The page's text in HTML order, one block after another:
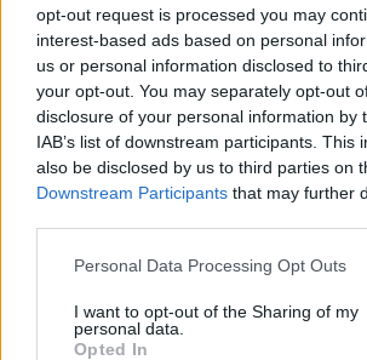
opt-out request is processed you may
interest-based ads based on personal
us or personal information disclosed to
your opt-out. You may separately opt-out
disclosure of your personal information by
IAB’s list of downstream participants. This
also be disclosed by us to third parties on
Downstream Participants that may further
Personal Data Processing Opt Outs
I want to opt-out of the Sharing of my
personal data.
Opted In
είναι λίγο δύσκολο να το
έβρισκα εύκολα, αλλά ήθελα
κάτι διαφορετικό. Εναλλακτικά
βάλετε λίγα κομμάτια